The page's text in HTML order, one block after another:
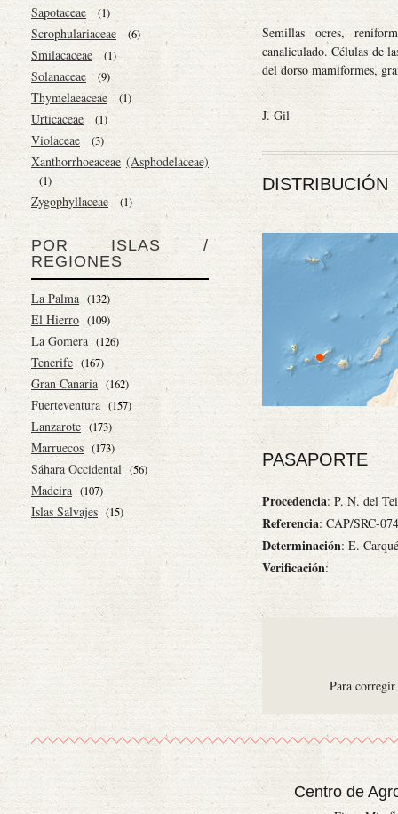
Sapotaceae (1)
Scrophulariaceae (6)
Smilacaceae (1)
Solanaceae (9)
Thymelaeaceae (1)
Urticaceae (1)
Violaceae (3)
Xanthorrhoeaceae (Asphodelaceae)
(1)
Zygophyllaceae (1)
POR ISLAS /
REGIONES
La Palma (132)
El Hierro (109)
La Gomera (126)
Tenerife (167)
Gran Canaria (162)
Fuerteventura (157)
Lanzarote (173)
Marruecos (173)
Sáhara Occidental (56)
Madeira (107)
Islas Salvajes (15)
Semillas ocres,
canaliculado. Células de
del dorso mamiformes,
J. Gil
DISTRIBUCIÓN
PASAPORTE
Procedencia: P. N. del
Referencia: CAP/SRC-074
Determinación: E. Carqué
Verificación:
Para
Centro de